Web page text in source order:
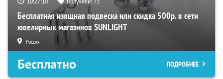
Бесплатная изящная подвеска или скидка 500р. в сети
ювелирных магазинов SUNLIGHT
Россия
Бесплатно ПОДРОБНЕЕ